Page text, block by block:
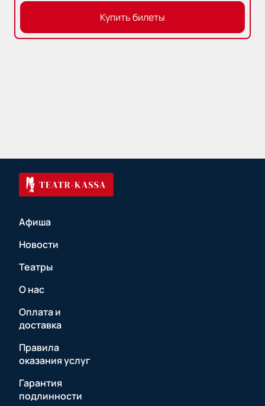
Купить билеты
Афиша
Новости
Театры
О нас
Оплата и
доставка
Правила
оказания услуг
Гарантия
подлинности